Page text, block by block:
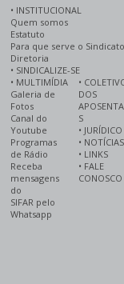
• INSTITUCIONAL
Quem somos
Estatuto
Para que serve o Sindicato
Diretoria
• SINDICALIZE-SE
• MULTIMÍDIA
Galeria de
Fotos
Canal do
Youtube
Programas
de Rádio
Receba
mensagens
do
SIFAR pelo
Whatsapp
•
DOS
S
• JURÍDICO
• NOTÍCIAS
• LINKS
• FALE
CONOSCO